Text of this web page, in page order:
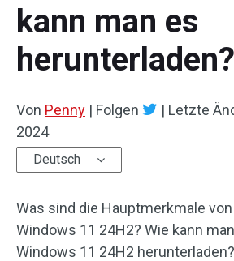
kann man es
herunterladen?
Von Penny | Folgen | Letzte
2024
Deutsch
Was sind die Hauptmerkmale
Windows 11 24H2? Wie kann
Windows 11 24H2